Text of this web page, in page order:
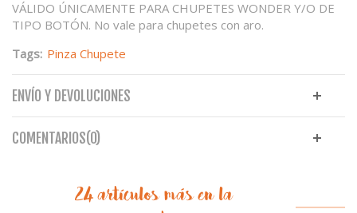
VÁLIDO ÚNICAMENTE PARA CHUPETES WONDER Y/O DE
TIPO BOTÓN. No vale para chupetes con aro.
Tags: Pinza Chupete
ENVÍO Y DEVOLUCIONES
COMENTARIOS(0)
24 artículos más en la